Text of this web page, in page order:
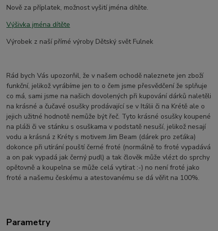
Nově za příplatek, možnost vyšití jména dítěte.
Výšivka jména dítěte
Výrobek z naší přímé výroby Dětský svět Fulnek
Rád bych Vás upozorňil, že v našem ochodě naleznete jen zboží
funkční, jelikož vyrábíme jen to o čem jsme přesvědčení že splňuje
co má, sami jsme na našich dovolených při kupování dárků naletěli
na krásné a čučavé osušky prodávající se v Itálii či na Krétě ale o
jejich užitné hodnotě nemůže být řeč. Tyto krásné osušky koupené
na pláži či ve stánku s osuškama v podstatě nesuší, jelikož nesají
vodu a krásná z Kréty s motivem Jim Beam (dárek pro zeťáka)
dokonce při utírání pouští černé froté (normálně to froté vypadává
a on pak vypadá jak černý pudl) a tak člověk může vlézt do sprchy
opětovně a koupelna se může celá vytírat :-) no není froté jako
froté a našemu českému a atestovanému se dá věřit na 100%.
Parametry